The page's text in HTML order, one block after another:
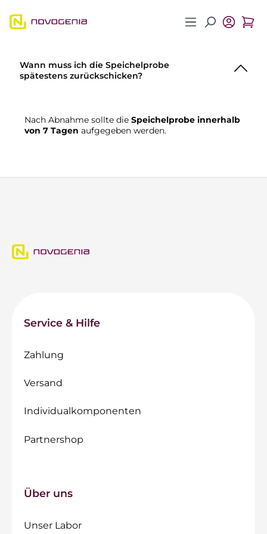
Zum Hauptinhalt springen
Wann muss ich die Speichelprobe
spätestens zurückschicken?
Nach Abnahme sollte die Speichelprobe innerhalb
von 7 Tagen aufgegeben werden.
Service & Hilfe
Zahlung
Versand
Individualkomponenten
Partnershop
Über uns
Unser Labor